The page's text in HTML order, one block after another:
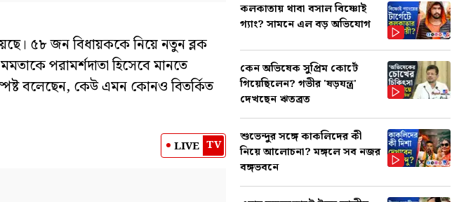
৫৮ জন বিধায়ককে নিয়ে নতুন ব্লক
পরামর্শদাতা হিসেবে মানতে
বলেছেন, কেউ এমন কোনও বিতর্কিত
LIVE TV
কলকাতায় থাবা বসাল বিষ্ণোই
গ্যাং? সামনে এল বড় অভিযোগ
কেন অভিষেক সুপ্রিম কোর্টে
গিয়েছিলেন? গভীর 'ষড়যন্ত্র'
দেখছেন ঋতব্রত
শুভেন্দুর সঙ্গে কাকলিদের কী
নিয়ে আলোচনা? মঙ্গলে সব নজর
বঙ্গভবনে